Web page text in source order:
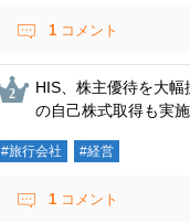
1 コメント
HIS、株主優待を大
の自己株式取得も実施
#旅行会社 #経営
1 コメント